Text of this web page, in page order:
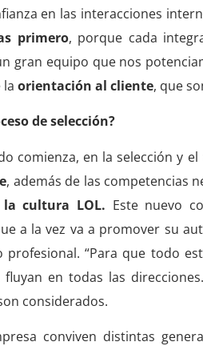
en las interacciones
primero, porque cada
gran equipo que nos
laorientación al cliente, que
de selección?
comienza, en la selección y
, además de las competencias
cultura LOL. Este nuevo
a la vez va a promover su
profesional. “Para que todo
fluyan en todas las
considerados.
conviven distintas